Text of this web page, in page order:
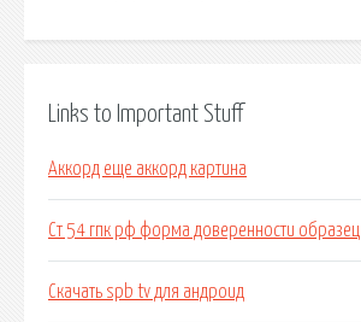
Links to Important Stuff
Аккорд еще аккорд картина
Ст 54 гпк рф форма доверенности образец
Скачать spb tv для андроид